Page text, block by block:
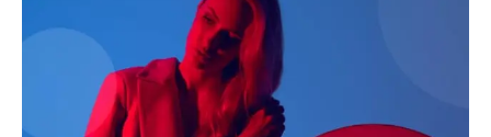
Contact Us
Privacy Policy
Terms of Use Agreement